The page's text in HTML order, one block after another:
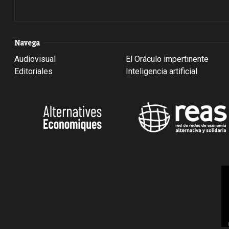
Navega
Audiovisual
Editoriales
El Oráculo impertinente
Inteligencia artificial